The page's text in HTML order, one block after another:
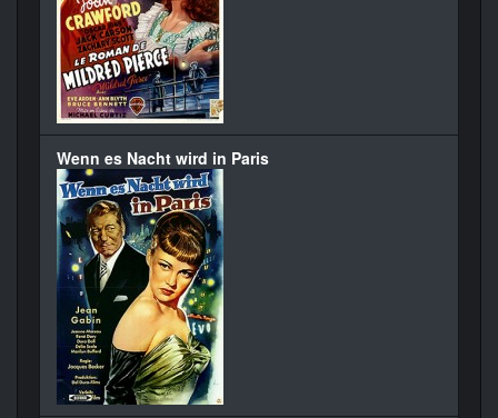
Wenn es Nacht wird in Paris